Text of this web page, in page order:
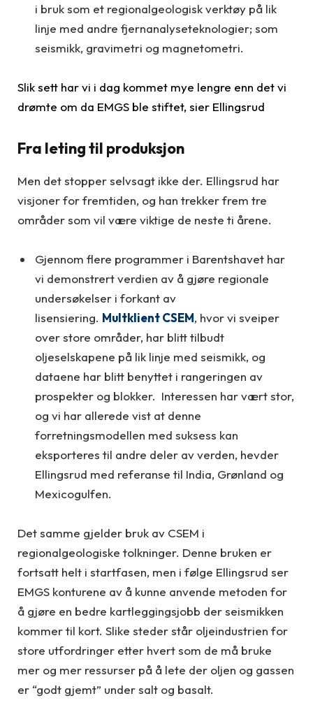
i bruk som et regionalgeologisk verktøy på lik
linje med andre fjernanalyseteknologier; som
seismikk, gravimetri og magnetometri.
Slik sett har vi i dag kommet mye lengre enn det vi
drømte om da EMGS ble stiftet, sier Ellingsrud
Fra leting til produksjon
Men det stopper selvsagt ikke der. Ellingsrud har
visjoner for fremtiden, og han trekker frem tre
områder som vil være viktige de neste ti årene.
Gjennom flere programmer i Barentshavet har
vi demonstrert verdien av å gjøre regionale
undersøkelser i forkant av
lisensiering. Multklient CSEM, hvor vi sveiper
over store områder, har blitt tilbudt
oljeselskapene på lik linje med seismikk, og
dataene har blitt benyttet i rangeringen av
prospekter og blokker. Interessen har vært stor,
og vi har allerede vist at denne
forretningsmodellen med suksess kan
eksporteres til andre deler av verden, hevder
Ellingsrud med referanse til India, Grønland og
Mexicogulfen.
Det samme gjelder bruk av CSEM i
regionalgeologiske tolkninger. Denne bruken er
fortsatt helt i startfasen, men i følge Ellingsrud ser
EMGS konturene av å kunne anvende metoden for
å gjøre en bedre kartleggingsjobb der seismikken
kommer til kort. Slike steder står oljeindustrien for
store utfordringer etter hvert som de må bruke
mer og mer ressurser på å lete der oljen og gassen
er “godt gjemt” under salt og basalt.